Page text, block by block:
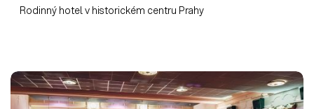
Rodinný hotel v historickém centru Prahy